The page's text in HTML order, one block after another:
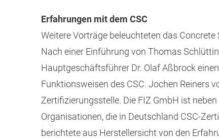
Erfahrungen mit dem CSC
Weitere Vorträge beleuchteten das
Nach einer Einführung von Thomas
Hauptgeschäftsführer Dr. Olaf Aßbrock
Funktionsweisen des CSC. Jochen Reiners
Zertifizierungsstelle. Die FIZ GmbH ist
Organisationen, die in Deutschland CSC-
berichtete aus Herstellersicht von den